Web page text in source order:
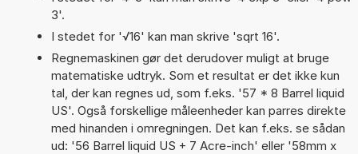
3'.
I stedet for '√16' kan man skrive 'sqrt 16'.
Regnemaskinen gør det derudover muligt at bruge
matematiske udtryk. Som et resultat er det ikke kun
tal, der kan regnes ud, som f.eks. '57 * 8 Barrel liquid
US'. Også forskellige måleenheder kan parres direkte
med hinanden i omregningen. Det kan f.eks. se sådan
ud: '56 Barrel liquid US + 7 Acre-inch' eller '58mm x